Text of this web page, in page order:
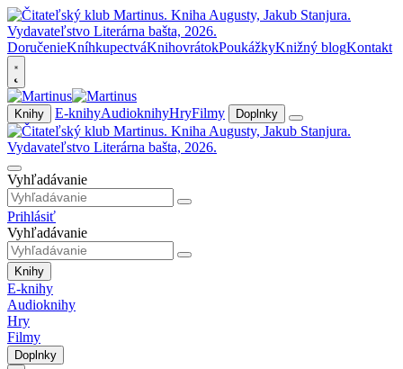
DoručenieKníhkupectváKnihovrátokPoukážkyKnižný blogKontakt
Knihy E-knihyAudioknihyHryFilmy Doplnky
Vyhľadávanie
Prihlásiť
Vyhľadávanie
Knihy
E-knihy
Audioknihy
Hry
Filmy
Doplnky